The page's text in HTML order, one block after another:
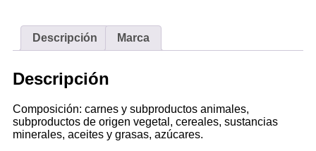
Descripción Marca
Descripción
Composición: carnes y subproductos animales,
subproductos de origen vegetal, cereales, sustancias
minerales, aceites y grasas, azúcares.